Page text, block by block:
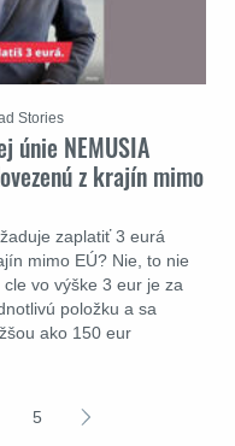
únie NEMUSIA
z krajín mimo
zaplatiť 3 eurá
mimo EÚ? Nie, to nie
vo výške 3 eur je za
položku a sa
ako 150 eur
Stories
5